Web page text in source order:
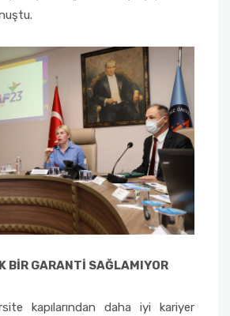
BİR GARANTİ SAĞLAMIYOR
kapılarından daha iyi kariyer